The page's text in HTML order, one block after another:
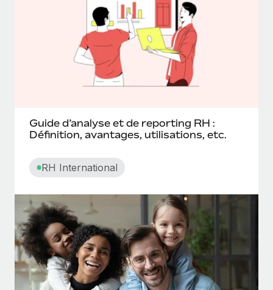
En savoir plus
Avantages en nature
Billets convertibles
Budget de fonctionnement
Bulletin salaire
C
Carte de séjour
Guide d’analyse et de reporting RH :
Définition, avantages, utilisations, etc.
RH International